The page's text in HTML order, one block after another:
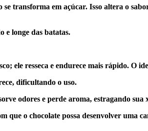
transforma em açúcar. Isso altera o
e longe das batatas.
ele resseca e endurece mais rápido. O
dificultando o uso.
odores e perde aroma, estragando
o chocolate possa desenvolver uma